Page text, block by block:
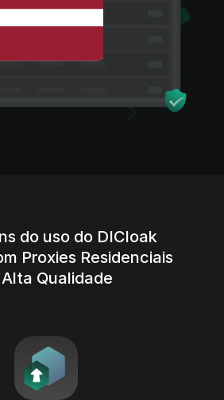
do uso do DICloak
Proxies Residenciais
Qualidade